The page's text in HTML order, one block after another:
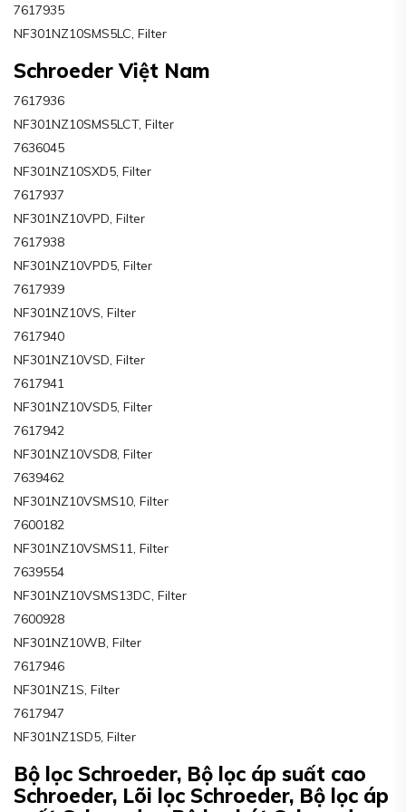
7617935
NF301NZ10SMS5LC, Filter
Schroeder Việt Nam
7617936
NF301NZ10SMS5LCT, Filter
7636045
NF301NZ10SXD5, Filter
7617937
NF301NZ10VPD, Filter
7617938
NF301NZ10VPD5, Filter
7617939
NF301NZ10VS, Filter
7617940
NF301NZ10VSD, Filter
7617941
NF301NZ10VSD5, Filter
7617942
NF301NZ10VSD8, Filter
7639462
NF301NZ10VSMS10, Filter
7600182
NF301NZ10VSMS11, Filter
7639554
NF301NZ10VSMS13DC, Filter
7600928
NF301NZ10WB, Filter
7617946
NF301NZ1S, Filter
7617947
NF301NZ1SD5, Filter
Bộ lọc Schroeder, Bộ lọc áp suất cao
Schroeder, Lõi lọc Schroeder, Bộ lọc áp